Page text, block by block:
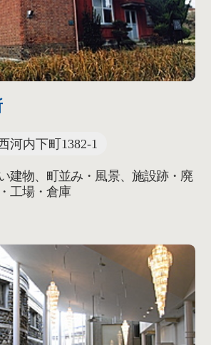
河内下町1382-1
建物、町並み・風景、施設跡・廃
工場・倉庫